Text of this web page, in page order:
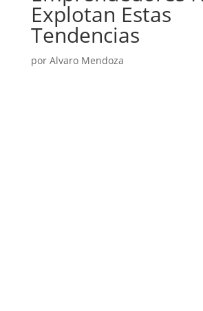
Explotan Estas
Tendencias
por Alvaro Mendoza